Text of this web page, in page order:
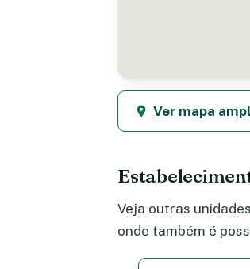
Ver mapa
Veja outras
onde também é